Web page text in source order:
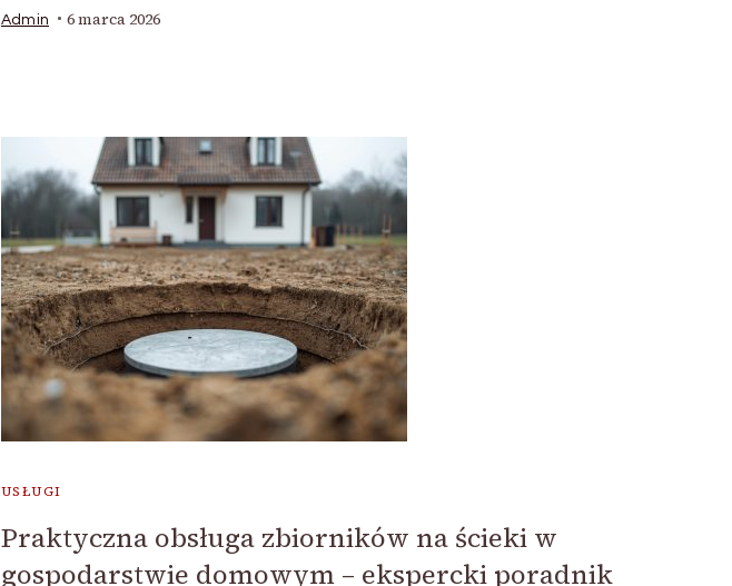
Admin 6 marca 2026
USŁUGI
Praktyczna obsługa zbiorników na ścieki w
gospodarstwie domowym – ekspercki poradnik